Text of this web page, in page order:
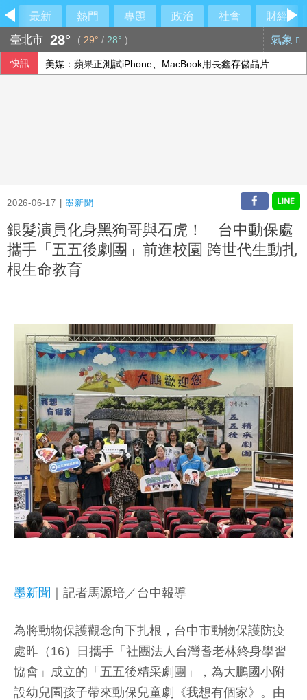
最新 熱門 專題 政治 社會
財經
臺北市 28° ( 29° / 28° ) 氣象
快訊 美媒：蘋果正測試iPhone、MacBook用長鑫存儲晶片
2026-06-17 |墨新聞
銀髮演員化身黑狗哥與石虎！ 台中動保處
攜手「五五後劇團」前進校園 跨世代生動扎
根生命教育
墨新聞 ｜記者馬源培／台中報導
為將動物保護觀念向下扎根，台中市動物保護防疫
處昨（16）日攜手「社團法人台灣耆老林終身學習
協會」成立的「五五後精采劇團」，為大鵬國小附
設幼兒園孩子帶來動保兒童劇《我想有個家》。由